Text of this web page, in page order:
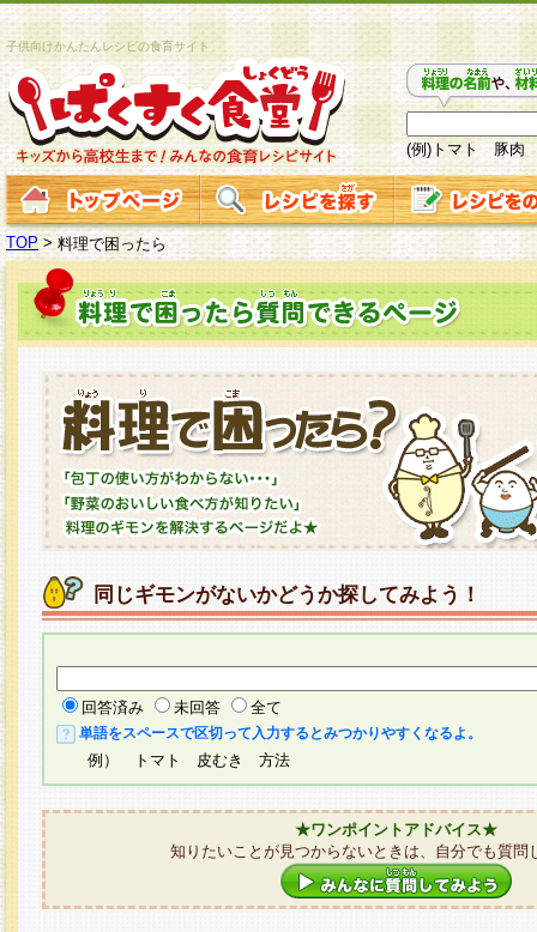
子供向けかんたんレシピの食育サイト
(例)トマト 豚肉
TOP >料理で困ったら
同じギモンがないかどうか探してみよう！
回答済み 未回答 全て
単語をスペースで区切って入力するとみつかりやすくなるよ。
例） トマト 皮むき 方法
★ワンポイントアドバイス★
知りたいことが見つからないときは、自分でも質問